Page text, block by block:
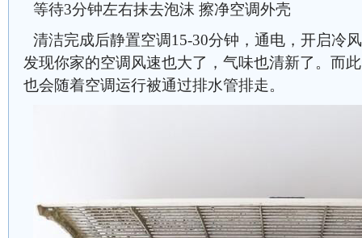
等待3分钟左右抹去泡沫 擦净空调外壳
清洁完成后静置空调15-30分钟，通电，开启冷
发现你家的空调风速也大了，气味也清新了。而
也会随着空调运行被通过排水管排走。